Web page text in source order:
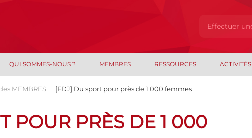
QUI SOMMES-NOUS ? MEMBRES RESSOURCES ACTIVITÉS
MEMBRES [FDJ] Du sport pour près de 1 000 femmes
POUR PRÈS DE 1 000